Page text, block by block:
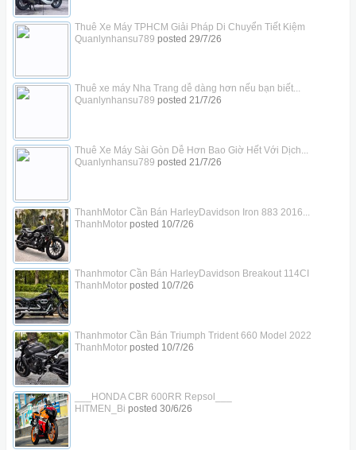
Thuê Xe Máy TPHCM Giải Pháp Di Chuyển Tiết Kiệm
Quanlynhansu789 posted 29/7/26
Thuê xe máy Nha Trang dễ dàng hơn nếu bạn biết...
Quanlynhansu789 posted 21/7/26
Thuê Xe Máy Sài Gòn Dễ Hơn Bao Giờ Hết Với Dịch...
Quanlynhansu789 posted 21/7/26
ThanhMotor Cần Bán HarleyDavidson Iron 883 2016...
ThanhMotorposted 10/7/26
Thanhmotor Cần Bán HarleyDavidson Breakout 114CI
ThanhMotorposted 10/7/26
Thanhmotor Cần Bán Triumph Trident 660 Model 2022
ThanhMotorposted 10/7/26
___HONDA CBR 600RR Repsol___
HITMEN_Bi posted 30/6/26